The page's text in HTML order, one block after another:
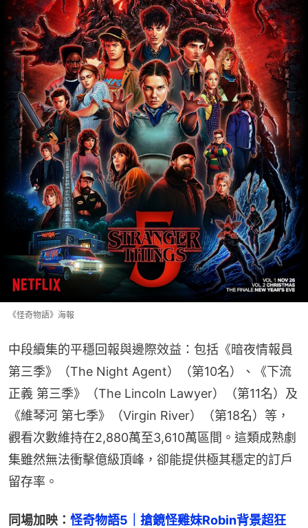
《怪奇物語》海報
中段續集的平穩回報與邊際效益：包括《暗夜情報員
第三季》（The Night Agent）（第10名）、《下流
正義 第三季》（The Lincoln Lawyer）（第11名）及
《維琴河 第七季》（Virgin River）（第18名）等，
觀看次數維持在2,880萬至3,610萬區間。這類成熟劇
集雖然無法衝擊億級頂峰，卻能提供極其穩定的訂戶
留存率。
同場加映： 怪奇物語5｜搶鏡怪雞妹Robin背景超狂